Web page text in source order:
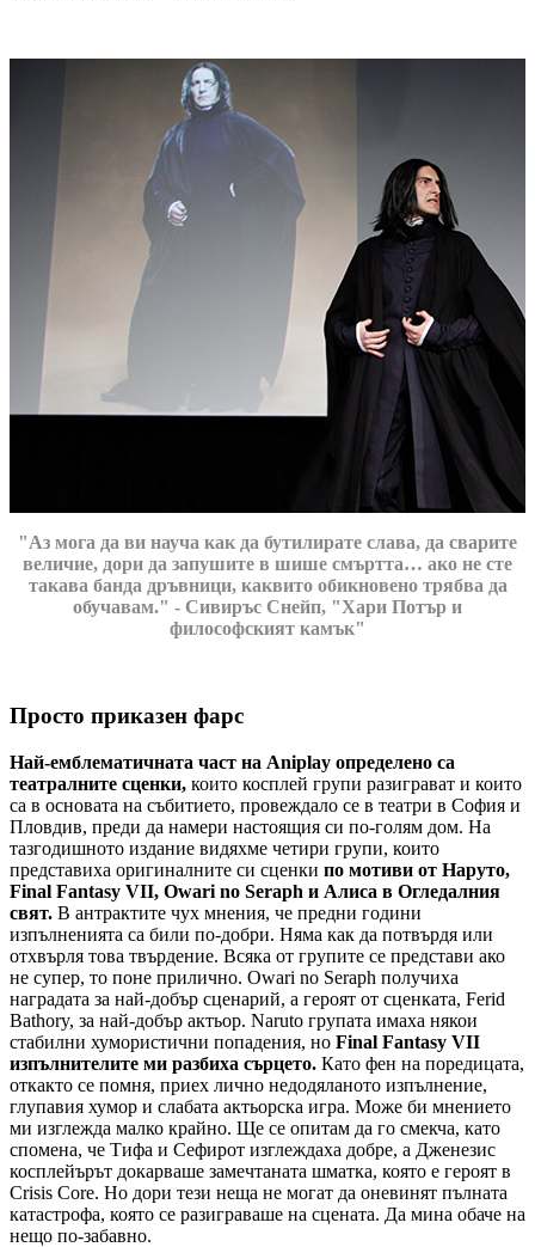
"Аз мога да ви науча как да бутилирате слава, да сварите
величие, дори да запушите в шише смъртта… ако не сте
такава банда дръвници, каквито обикновено трябва да
обучавам." - Сивиръс Снейп, "Хари Потър и
философският камък"
Просто приказен фарс
Най-емблематичната част на Aniplay определено са
театралните сценки, които косплей групи разиграват и които
са в основата на събитието, провеждало се в театри в София и
Пловдив, преди да намери настоящия си по-голям дом. На
тазгодишното издание видяхме четири групи, които
представиха оригиналните си сценки по мотиви от Наруто,
Final Fantasy VII, Owari no Seraph и Алиса в Огледалния
свят. В антрактите чух мнения, че предни години
изпълненията са били по-добри. Няма как да потвърдя или
отхвърля това твърдение. Всяка от групите се представи ако
не супер, то поне прилично. Owari no Seraph получиха
наградата за най-добър сценарий, а героят от сценката, Ferid
Bathory, за най-добър актьор. Naruto групата имаха някои
стабилни хумористични попадения, но Final Fantasy VII
изпълнителите ми разбиха сърцето. Като фен на поредицата,
откакто се помня, приех лично недодяланото изпълнение,
глупавия хумор и слабата актьорска игра. Може би мнението
ми изглежда малко крайно. Ще се опитам да го смекча, като
спомена, че Тифа и Сефирот изглеждаха добре, а Дженезис
косплейърът докарваше замечтаната шматка, която е героят в
Crisis Core. Но дори тези неща не могат да оневинят пълната
катастрофа, която се разиграваше на сцената. Да мина обаче на
нещо по-забавно.